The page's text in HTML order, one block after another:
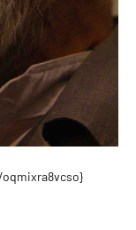
{https://soundcloud.com/majzooban/oqmixra8vcso}